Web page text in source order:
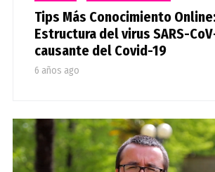
Tips Más Conocimiento
Estructura del virus SARS-
causante del Covid-19
6 años ago